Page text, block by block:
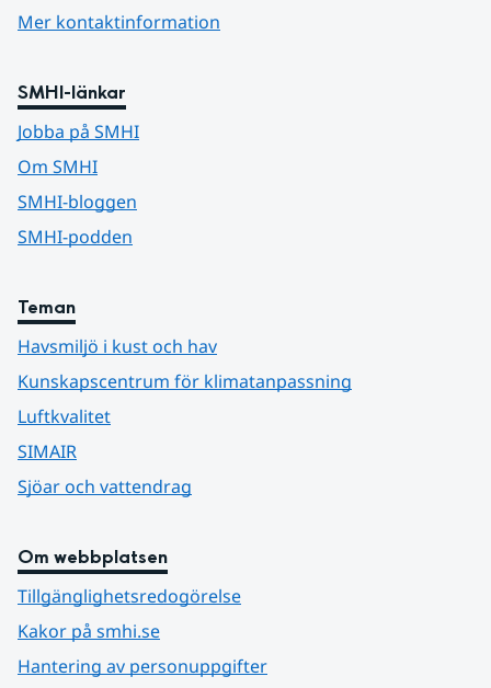
Mer kontaktinformation
SMHI-länkar
Jobba på SMHI
Om SMHI
SMHI-bloggen
SMHI-podden
Teman
Havsmiljö i kust och hav
Kunskapscentrum för klimatanpassning
Luftkvalitet
SIMAIR
Sjöar och vattendrag
Om webbplatsen
Tillgänglighetsredogörelse
Kakor på smhi.se
Hantering av personuppgifter